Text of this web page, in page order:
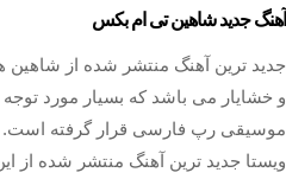
آهنگ جدید شاهین تی ام بکس
جدید ترین آهنگ منتشر شده از
و خشایار می باشد که بسیار مورد توجه
موسیقی رپ فارسی قرار گرفته است.
ویستا جدید ترین آهنگ منتشر شده از